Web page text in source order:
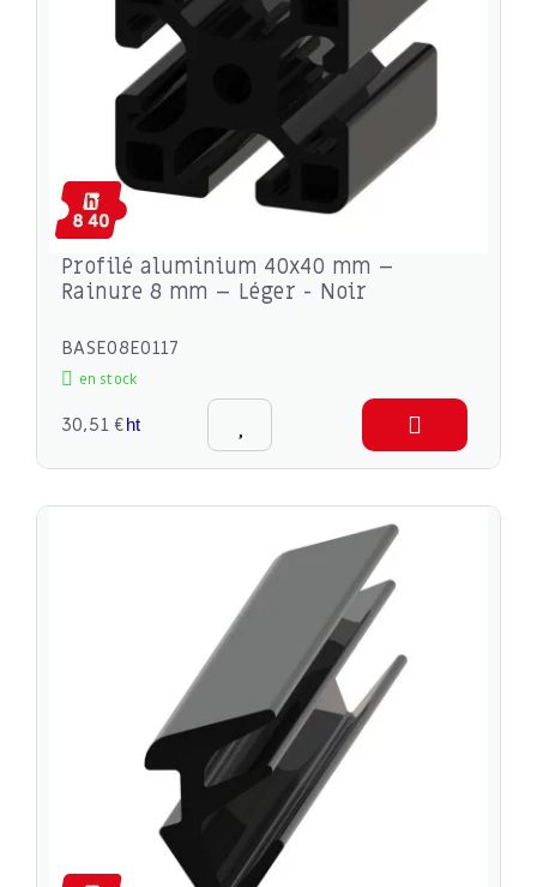
Profilé aluminium 40x40 mm –
Rainure 8 mm – Léger - Noir
BASE08E0117
en stock
30,51 €ht